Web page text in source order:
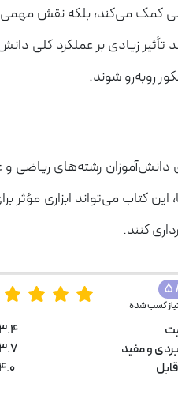
مفاهیم شیمی کمک
زیادی بر عملکرد کلی
روبه‌رو شوند.
ارزشمند برای دانش‌آموزان
کتاب می‌تواند ابزاری مؤثر
کنند.
/
کسب شده
3.4
و مفید
3.7
4.0